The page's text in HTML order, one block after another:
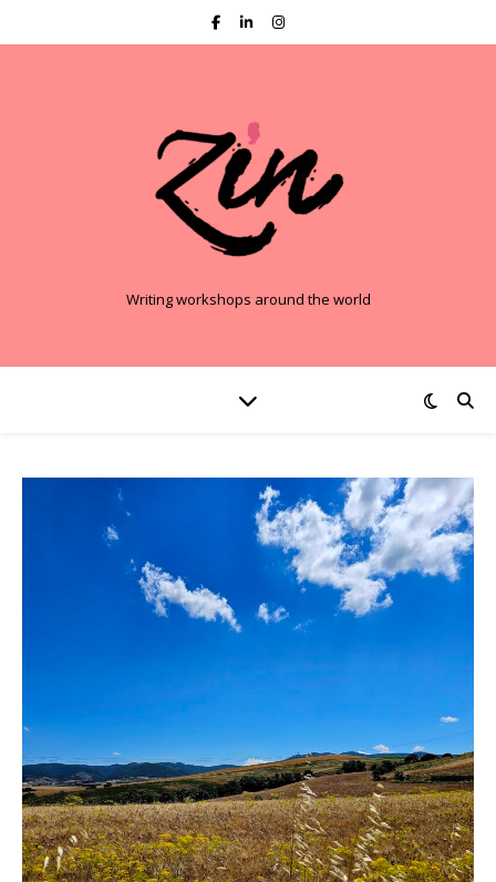
Writing workshops around the world